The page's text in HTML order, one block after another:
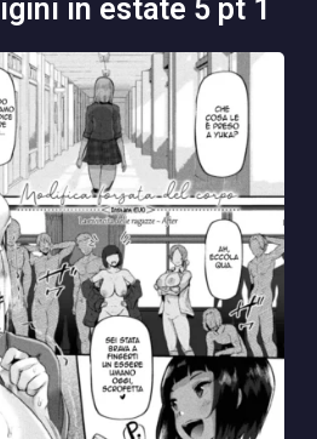
in estate 5 pt 1